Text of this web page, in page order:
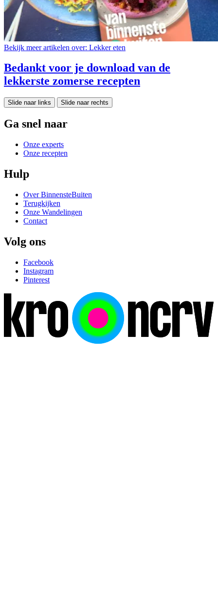
Bekijk meer artikelen over: Lekker eten
Bedankt voor je download van de
lekkerste zomerse recepten
Slide naar links Slide naar rechts
Ga snel naar
Onze experts
Onze recepten
Hulp
Over BinnensteBuiten
Terugkijken
Onze Wandelingen
Contact
Volg ons
Facebook
Instagram
Pinterest